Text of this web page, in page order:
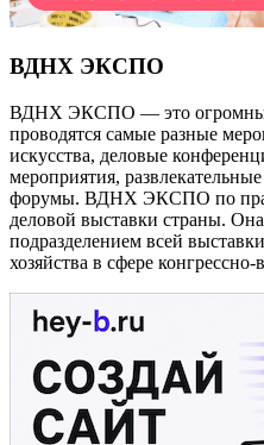
ВДНХ ЭКСПО
ВДНХ ЭКСПО — это огромный
проводятся самые разные
искусства, деловые
мероприятия,
форумы. ВДНХ ЭКСПО по
деловой выставки страны.
подразделением всей
хозяйства в сфере